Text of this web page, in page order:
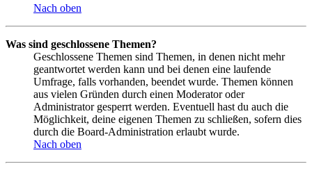
Nach oben
Was sind geschlossene Themen?
Geschlossene Themen sind Themen, in denen nicht mehr
geantwortet werden kann und bei denen eine laufende
Umfrage, falls vorhanden, beendet wurde. Themen können
aus vielen Gründen durch einen Moderator oder
Administrator gesperrt werden. Eventuell hast du auch die
Möglichkeit, deine eigenen Themen zu schließen, sofern dies
durch die Board-Administration erlaubt wurde.
Nach oben